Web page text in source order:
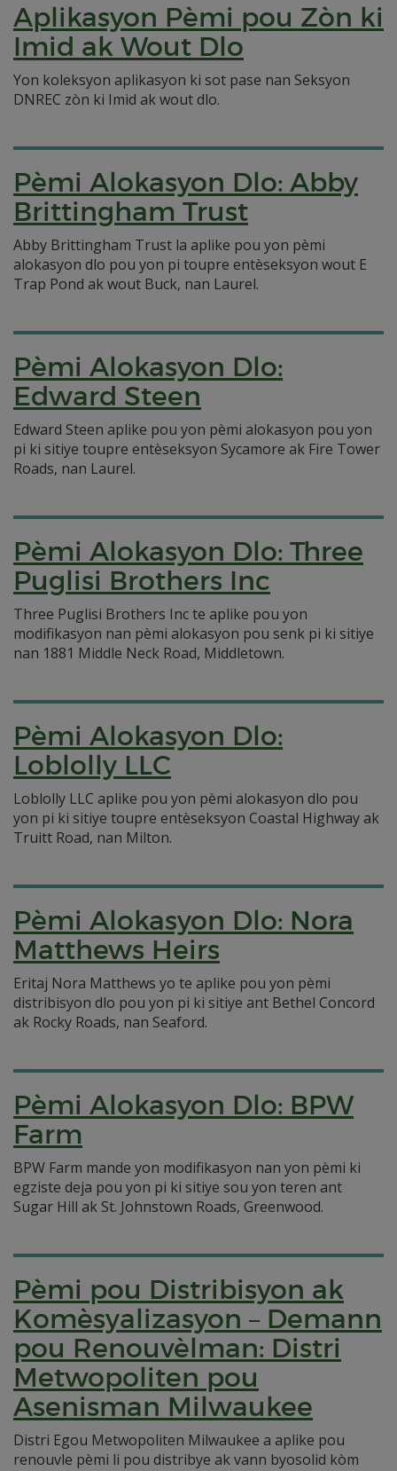
Aplikasyon Pèmi pou Zòn ki
Imid ak Wout Dlo
Yon koleksyon aplikasyon ki sot pase nan Seksyon
DNREC zòn ki Imid ak wout dlo.
Pèmi Alokasyon Dlo: Abby
Brittingham Trust
Abby Brittingham Trust la aplike pou yon pèmi
alokasyon dlo pou yon pi toupre entèseksyon wout E
Trap Pond ak wout Buck, nan Laurel.
Pèmi Alokasyon Dlo:
Edward Steen
Edward Steen aplike pou yon pèmi alokasyon pou yon
pi ki sitiye toupre entèseksyon Sycamore ak Fire Tower
Roads, nan Laurel.
Pèmi Alokasyon Dlo: Three
Puglisi Brothers Inc
Three Puglisi Brothers Inc te aplike pou yon
modifikasyon nan pèmi alokasyon pou senk pi ki sitiye
nan 1881 Middle Neck Road, Middletown.
Pèmi Alokasyon Dlo:
Loblolly LLC
Loblolly LLC aplike pou yon pèmi alokasyon dlo pou
yon pi ki sitiye toupre entèseksyon Coastal Highway ak
Truitt Road, nan Milton.
Pèmi Alokasyon Dlo: Nora
Matthews Heirs
Eritaj Nora Matthews yo te aplike pou yon pèmi
distribisyon dlo pou yon pi ki sitiye ant Bethel Concord
ak Rocky Roads, nan Seaford.
Pèmi Alokasyon Dlo: BPW
Farm
BPW Farm mande yon modifikasyon nan yon pèmi ki
egziste deja pou yon pi ki sitiye sou yon teren ant
Sugar Hill ak St. Johnstown Roads, Greenwood.
Pèmi pou Distribisyon ak
Komèsyalizasyon – Demann
pou Renouvèlman: Distri
Metwopoliten pou
Asenisman Milwaukee
Distri Egou Metwopoliten Milwaukee a aplike pou
renouvle pèmi li pou distribye ak vann byosolid kòm